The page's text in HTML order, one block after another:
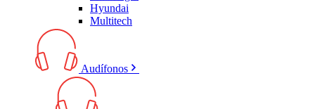
Hyundai
Multitech
Audífonos